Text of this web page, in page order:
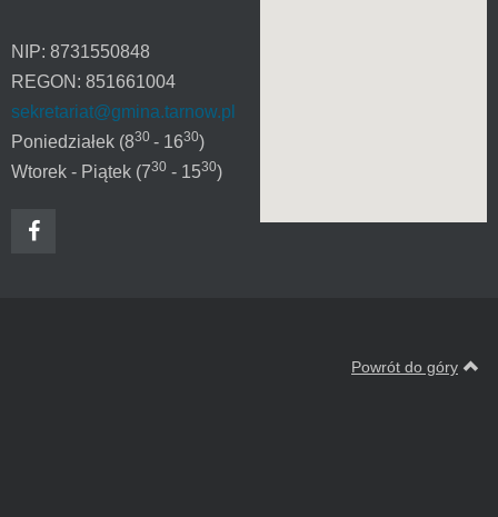
NIP: 8731550848
REGON: 851661004
sekretariat@gmina.tarnow.pl
Poniedziałek (830 - 1630)
Wtorek - Piątek (730 - 1530)
Powrót do góry